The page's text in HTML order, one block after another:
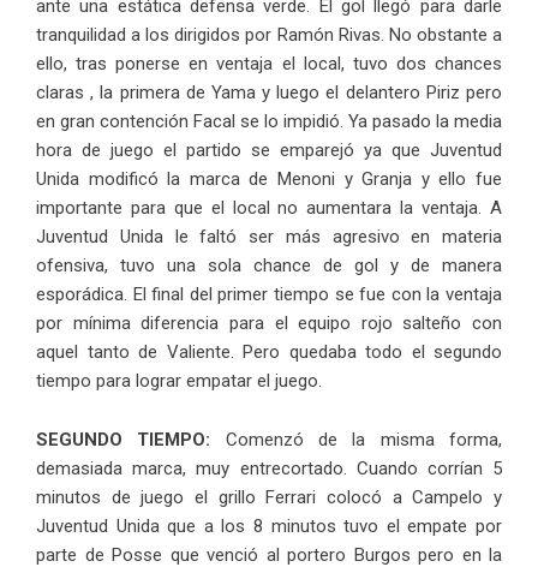
ante una estática defensa verde. El gol llegó para darle
tranquilidad a los dirigidos por Ramón Rivas. No obstante a
ello, tras ponerse en ventaja el local, tuvo dos chances
claras , la primera de Yama y luego el delantero Piriz pero
en gran contención Facal se lo impidió. Ya pasado la media
hora de juego el partido se emparejó ya que Juventud
Unida modificó la marca de Menoni y Granja y ello fue
importante para que el local no aumentara la ventaja. A
Juventud Unida le faltó ser más agresivo en materia
ofensiva, tuvo una sola chance de gol y de manera
esporádica. El final del primer tiempo se fue con la ventaja
por mínima diferencia para el equipo rojo salteño con
aquel tanto de Valiente. Pero quedaba todo el segundo
tiempo para lograr empatar el juego.
SEGUNDO TIEMPO: Comenzó de la misma forma,
demasiada marca, muy entrecortado. Cuando corrían 5
minutos de juego el grillo Ferrari colocó a Campelo y
Juventud Unida que a los 8 minutos tuvo el empate por
parte de Posse que venció al portero Burgos pero en la